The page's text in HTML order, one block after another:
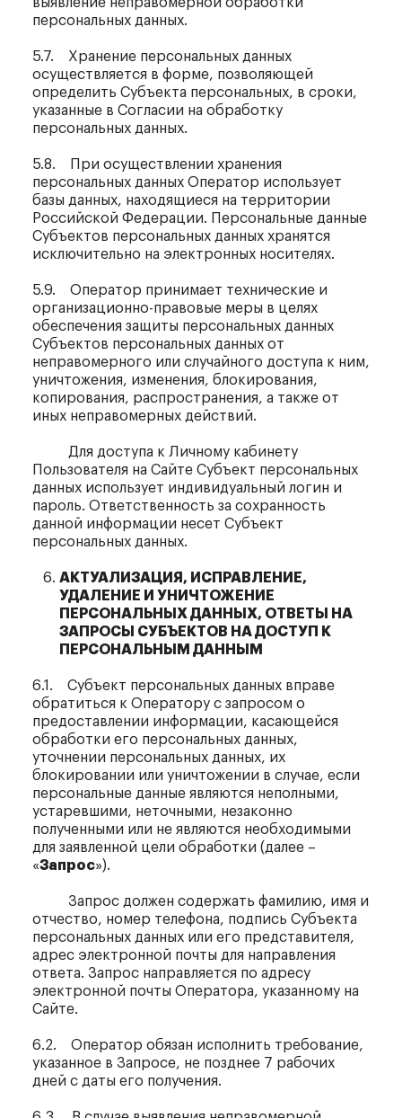
персональных данных.
5.7. Хранение персональных данных
осуществляется в форме, позволяющей
определить Субъекта персональных, в сроки,
указанные в Согласии на обработку
персональных данных.
5.8. При осуществлении хранения
персональных данных Оператор использует
базы данных, находящиеся на территории
Российской Федерации. Персональные данные
Субъектов персональных данных хранятся
исключительно на электронных носителях.
5.9. Оператор принимает технические и
организационно-правовые меры в целях
обеспечения защиты персональных данных
Субъектов персональных данных от
неправомерного или случайного доступа к ним,
уничтожения, изменения, блокирования,
копирования, распространения, а также от
иных неправомерных действий.
Для доступа к Личному кабинету
Пользователя на Сайте Субъект персональных
данных использует индивидуальный логин и
пароль. Ответственность за сохранность
данной информации несет Субъект
персональных данных.
АКТУАЛИЗАЦИЯ, ИСПРАВЛЕНИЕ,
УДАЛЕНИЕ И УНИЧТОЖЕНИЕ
ПЕРСОНАЛЬНЫХ ДАННЫХ, ОТВЕТЫ НА
ЗАПРОСЫ СУБЪЕКТОВ НА ДОСТУП К
ПЕРСОНАЛЬНЫМ ДАННЫМ
6.1. Субъект персональных данных вправе
обратиться к Оператору с запросом о
предоставлении информации, касающейся
обработки его персональных данных,
уточнении персональных данных, их
блокировании или уничтожении в случае, если
персональные данные являются неполными,
устаревшими, неточными, незаконно
полученными или не являются необходимыми
для заявленной цели обработки (далее –
«Запрос»).
Запрос должен содержать фамилию, имя и
отчество, номер телефона, подпись Субъекта
персональных данных или его представителя,
адрес электронной почты для направления
ответа. Запрос направляется по адресу
электронной почты Оператора, указанному на
Сайте.
6.2. Оператор обязан исполнить требование,
указанное в Запросе, не позднее 7 рабочих
дней с даты его получения.